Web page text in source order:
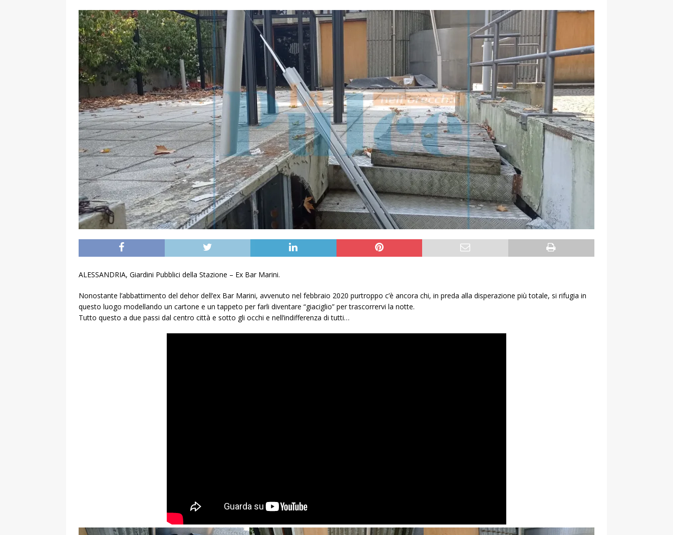
ALESSANDRIA, Giardini Pubblici della Stazione – Ex Bar Marini.
Nonostante l’abbattimento del dehor dell’ex Bar Marini, avvenuto nel febbraio 2020 purtroppo c’è ancora chi, in preda alla disperazione più totale, si rifugia in
questo luogo modellando un cartone e un tappeto per farli diventare “giaciglio” per trascorrervi la notte.
Tutto questo a due passi dal centro città e sotto gli occhi e nell’indifferenza di tutti…